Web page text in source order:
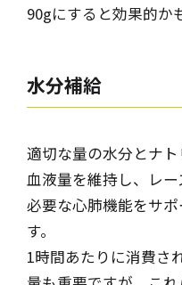
90gにすると効果的か
水分補給
適切な量の水分とナト
血液量を維持し、レ
必要な心肺機能をサ
す。
1時間あたりに消費さ